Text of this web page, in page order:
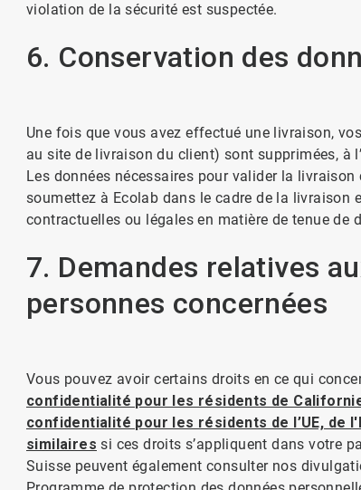
violation de la sécurité est suspectée.
6. Conservation des
Une fois que vous avez effectué une livraison,
au site de livraison du client) sont supprimées, à
Les données nécessaires pour valider la
soumettez à Ecolab dans le cadre de la livraison
contractuelles ou légales en matière de tenue
7. Demandes relatives
personnes concernées
Vous pouvez avoir certains droits en ce qui
confidentialité pour les résidents de
confidentialité pour les résidents de l’UE, de
similaires si ces droits s’appliquent dans votre
Suisse peuvent également consulter nos